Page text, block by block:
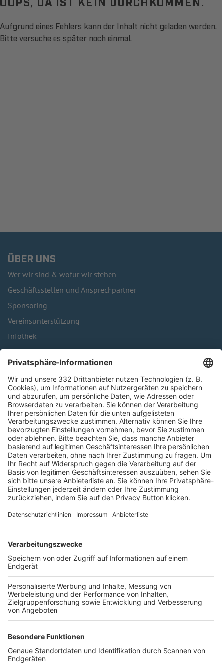
Aufgrund eines Fehlers kann der Inhalt nicht geladen werden.
Bitte versuche es später noch einmal.
ÜBER UNS
Wer wir sind & wofür wir stehen
Geschäftsstellen und Ansprechpartner
Sponsoring
Vereinsunterstützung
Infothek
Kontakt
HÄUFIG BESUCHTE SEITEN
Pässe und Vereinswechsel
Trainerausbildung
Schulungsangebot Vereinsmitarbeiter
BFV-Geschäftsstellen
Trainerbörse
Login SpielPlus
FOLGE DEM BFV
TOP-VEREINE
TOP-PARTNER